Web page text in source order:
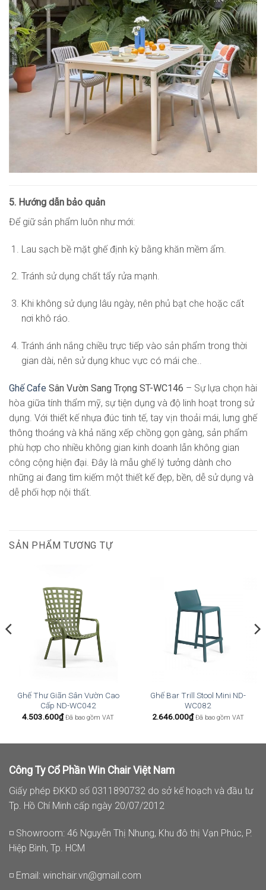
5. Hướng dẫn bảo quản
Để giữ sản phẩm luôn như mới:
Lau sạch bề mặt ghế định kỳ bằng khăn mềm ẩm.
Tránh sử dụng chất tẩy rửa mạnh.
Khi không sử dụng lâu ngày, nên phủ bạt che hoặc cất
nơi khô ráo.
Tránh ánh nắng chiều trực tiếp vào sản phẩm trong thời
gian dài, nên sử dụng khuc vực có mái che..
Ghế Cafe Sân Vườn Sang Trọng ST-WC146 – Sự lựa chọn hài
hòa giữa tính thẩm mỹ, sự tiện dụng và độ linh hoạt trong sử
dụng. Với thiết kế nhựa đúc tinh tế, tay vịn thoải mái, lưng ghế
thông thoáng và khả năng xếp chồng gọn gàng, sản phẩm
phù hợp cho nhiều không gian kinh doanh lẫn không gian
công cộng hiện đại. Đây là mẫu ghế lý tưởng dành cho
những ai đang tìm kiếm một thiết kế đẹp, bền, dễ sử dụng và
dễ phối hợp nội thất.
SẢN PHẨM TƯƠNG TỰ
Ghế Thư Giãn Sân Vườn Cao
Cấp ND-WC042
4.503.600₫ Đã bao gồm VAT
Ghế Bar Trill Stool Mini ND-
WC082
2.646.000₫ Đã bao gồm VAT
Công Ty Cổ Phần Win Chair Việt Nam
Giấy phép ĐKKD số 0311890732 do sở kế hoạch và đầu tư
Tp. Hồ Chí Minh cấp ngày 20/07/2012
◽ Showroom: 46 Nguyễn Thị Nhung, Khu đô thị Vạn Phúc, P.
Hiệp Bình, Tp. HCM
◽ Email: winchair.vn@gmail.com